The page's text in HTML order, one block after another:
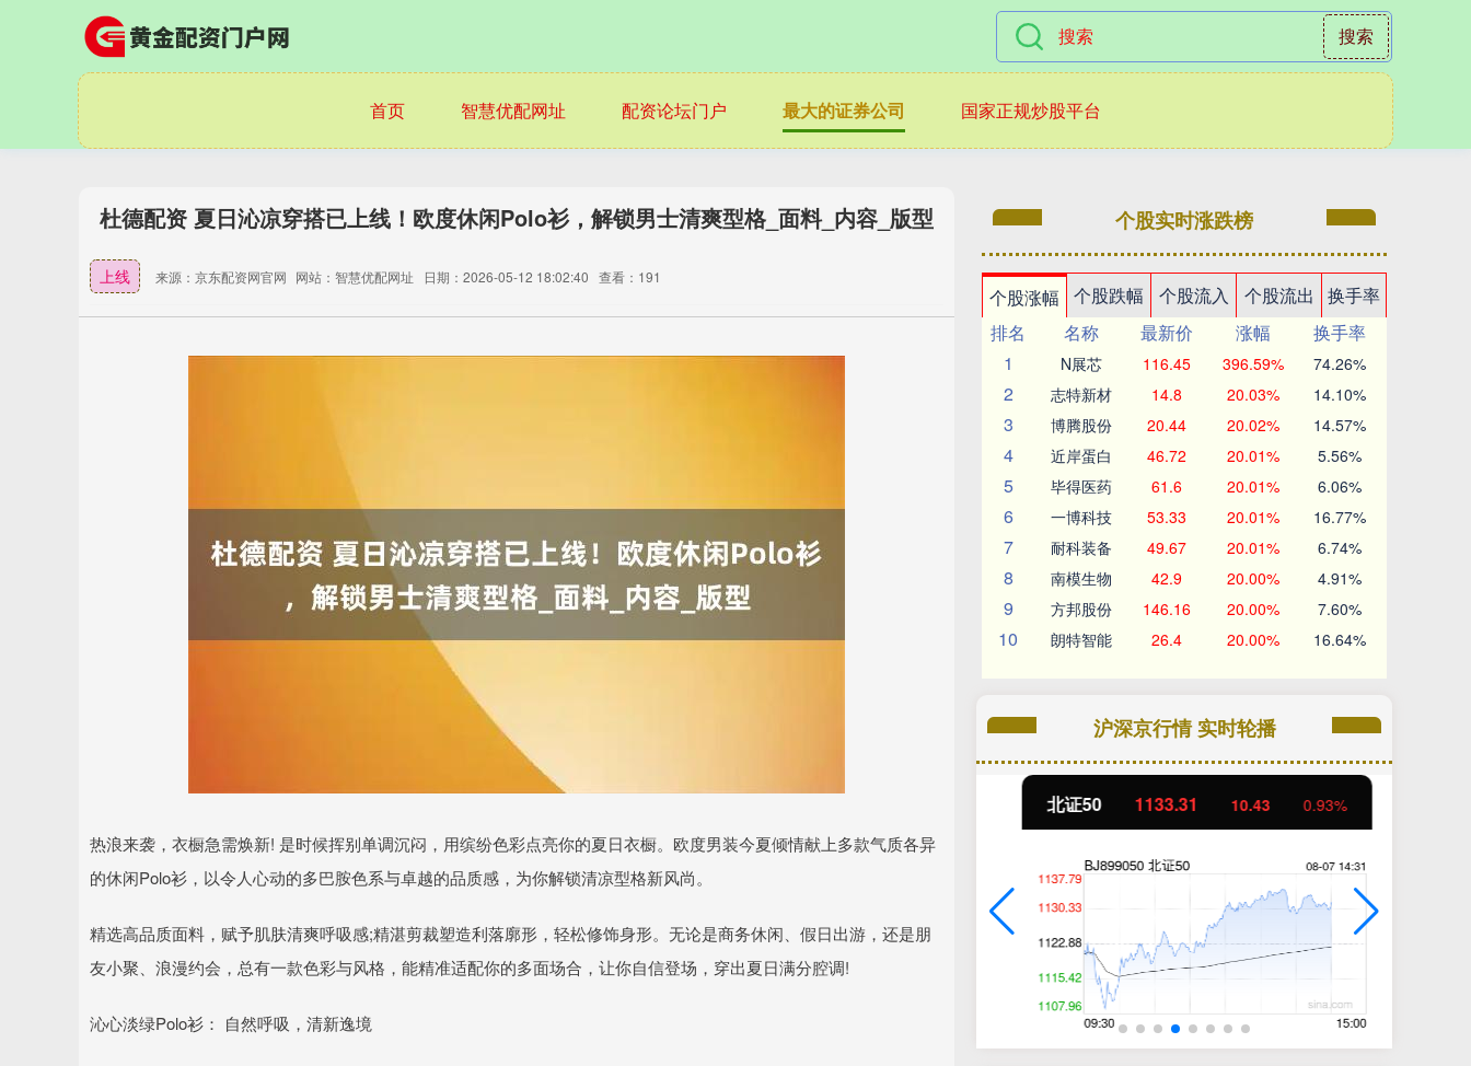
搜索
首页 智慧优配网址 配资论坛门户 最大的证券公司 国家正规炒股平台
杜德配资 夏日沁凉穿搭已上线！欧度休闲Polo衫，解锁男士清爽型格_面料_内容_版型
上线 来源：京东配资网官网 网站：智慧优配网址 日期：2026-05-12 18:02:40 查看：191
热浪来袭，衣橱急需焕新! 是时候挥别单调沉闷，用缤纷色彩点亮你的夏日衣橱。欧度男装今夏倾情献上多款气质各异
的休闲Polo衫，以令人心动的多巴胺色系与卓越的品质感，为你解锁清凉型格新风尚。
精选高品质面料，赋予肌肤清爽呼吸感;精湛剪裁塑造利落廓形，轻松修饰身形。无论是商务休闲、假日出游，还是朋
友小聚、浪漫约会，总有一款色彩与风格，能精准适配你的多面场合，让你自信登场，穿出夏日满分腔调!
沁心淡绿Polo衫： 自然呼吸，清新逸境
个股实时涨跌榜
个股涨幅 个股跌幅 个股流入 个股流出
换手率
排名
名称 最新价 涨幅
换手率
1
N展芯 116.45 396.59% 74.26%
2 志特新材 14.8 20.03% 14.10%
3 博腾股份 20.44 20.02% 14.57%
4 近岸蛋白 46.72 20.01% 5.56%
5 毕得医药 61.6 20.01% 6.06%
6 一博科技 53.33 20.01% 16.77%
7 耐科装备 49.67 20.01% 6.74%
8 南模生物 42.9 20.00% 4.91%
9 方邦股份 146.16 20.00% 7.60%
10 朗特智能 26.4 20.00% 16.64%
沪深京行情 实时轮播
北证50 1133.31 10.43 0.93%